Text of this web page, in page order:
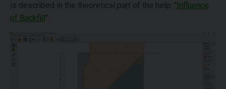
is described in the theoretical part of the help: "Influence
of Backfill".